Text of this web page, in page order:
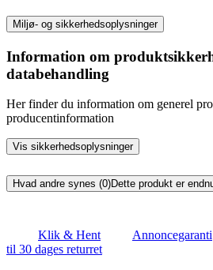
Miljø- og sikkerhedsoplysninger
Information om
databehandling
Her finder du information om generel
producentinformation
Vis sikkerhedsoplysninger
Hvad andre synes (0)Dette produkt er
Klik & Hent Annoncegaranti
til 30 dages returret